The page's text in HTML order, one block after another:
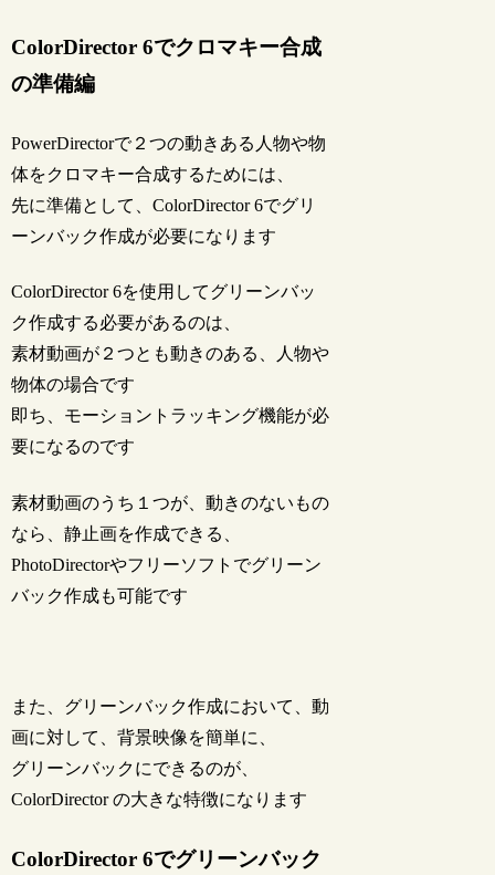
ColorDirector 6でクロマキー合成
の準備編
PowerDirectorで２つの動きある人物や物
体をクロマキー合成するためには、
先に準備として、ColorDirector 6でグリ
ーンバック作成が必要になります
ColorDirector 6を使用してグリーンバッ
ク作成する必要があるのは、
素材動画が２つとも動きのある、人物や
物体の場合です
即ち、モーショントラッキング機能が必
要になるのです
素材動画のうち１つが、動きのないもの
なら、静止画を作成できる、
PhotoDirectorやフリーソフトでグリーン
バック作成も可能です
また、グリーンバック作成において、動
画に対して、背景映像を簡単に、
グリーンバックにできるのが、
ColorDirector の大きな特徴になります
ColorDirector 6でグリーンバック